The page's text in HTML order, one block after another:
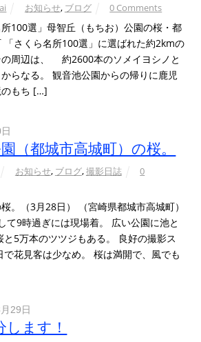
お知らせ, ブログ 0 Comments
所100選」母智丘（もちお）公園の桜・都
「さくら名所100選」に選ばれた約2kmの
の周辺は、 約2600本のソメイヨシノと
らなる。 観音池公園からの帰りに鹿児
のもち […]
（都城市高城町）の桜。
お知らせ, ブログ,撮影日誌
0
。（3月28日） （宮崎県都城市高城町）
て9時過ぎには現場着。 広い公園に池と
と5万本のツツジもある。 良好の撮影ス
で花見客は少なめ。 桜は満開で、風でも
29日
します！